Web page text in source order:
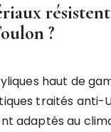
?
haut de
traités anti-
adaptés au